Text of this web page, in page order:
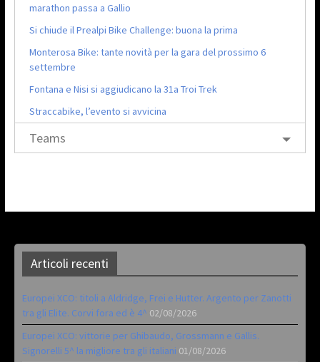
marathon passa a Gallio
Si chiude il Prealpi Bike Challenge: buona la prima
Monterosa Bike: tante novità per la gara del prossimo 6
settembre
Fontana e Nisi si aggiudicano la 31a Troi Trek
Straccabike, l’evento si avvicina
Teams
Articoli recenti
Europei XCO: titoli a Aldridge, Frei e Hutter. Argento per Zanotti
tra gli Elite. Corvi fora ed è 4^ 02/08/2026
Europei XCO: vittorie per Ghibaudo, Grossmann e Gallis.
Signorelli 5^ la migliore tra gli italiani 01/08/2026